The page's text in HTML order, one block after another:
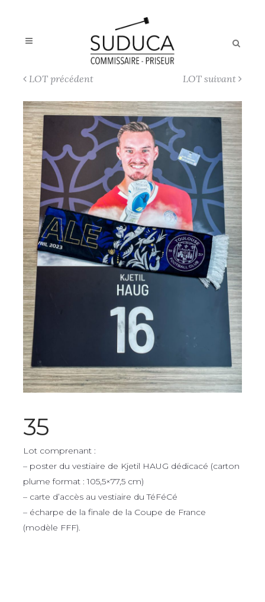
LOT précédent LOT suivant
35
Lot comprenant :
– poster du vestiaire de Kjetil HAUG dédicacé (carton
plume format : 105,5×77,5 cm)
– carte d’accès au vestiaire du TéFéCé
– écharpe de la finale de la Coupe de France
(modèle FFF).